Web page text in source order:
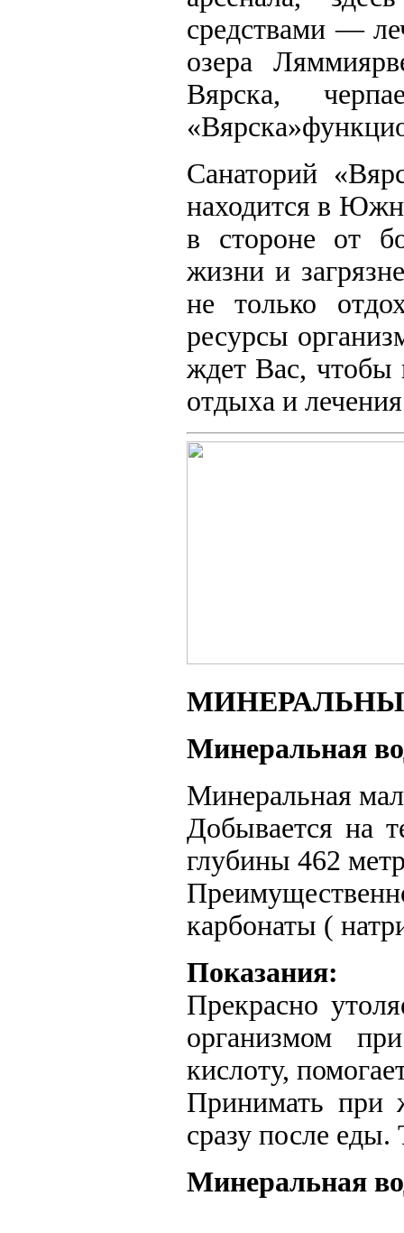
средствами —
озера
Вярска,
Санаторий
находится в
в стороне от
жизни и
не только
ресурсы
ждет Вас, чтобы
отдыха и
Минеральная
Минеральная
Добывается на
глубины 462
карбонаты (
Показания:
Прекрасно
организмом
кислоту,
Принимать при
сразу после еды.
Минеральная